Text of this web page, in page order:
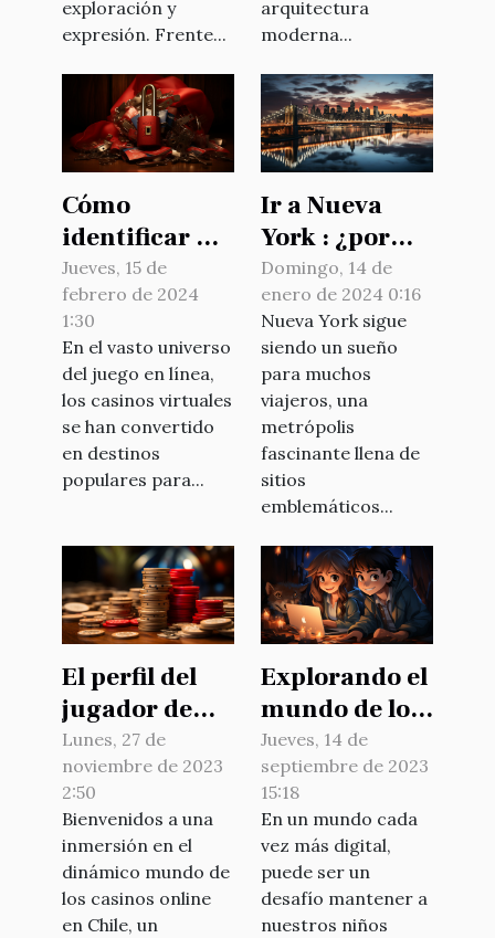
exploración y
expresión. Frente...
arquitectura
moderna...
Cómo
identificar un
casino online
seguro en
Chile:
Consejos y
estrategias
Jueves, 15 de
febrero de 2024
1:30
En el vasto universo
del juego en línea,
los casinos virtuales
se han convertido
en destinos
populares para...
Ir a Nueva
York : ¿por
qué reservar
su billete con
antelación ?
Domingo, 14 de
enero de 2024 0:16
Nueva York sigue
siendo un sueño
para muchos
viajeros, una
metrópolis
fascinante llena de
sitios
emblemáticos...
El perfil del
jugador de
casino online
en Chile:
Estadísticas y
tendencias
Lunes, 27 de
noviembre de 2023
2:50
Bienvenidos a una
inmersión en el
dinámico mundo de
los casinos online
en Chile, un
Explorando el
mundo de los
juegos
infantiles en
línea:
beneficios y
precauciones
Jueves, 14 de
septiembre de 2023
15:18
En un mundo cada
vez más digital,
puede ser un
desafío mantener a
nuestros niños